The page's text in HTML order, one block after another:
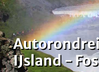
IJsland -